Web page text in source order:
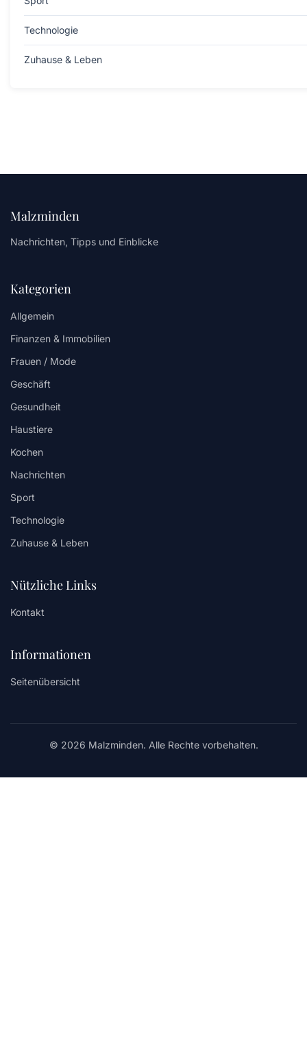
Technologie
Zuhause & Leben
Malzminden
Nachrichten, Tipps und Einblicke
Kategorien
Allgemein
Finanzen & Immobilien
Frauen / Mode
Geschäft
Gesundheit
Haustiere
Kochen
Nachrichten
Sport
Technologie
Zuhause & Leben
Nützliche Links
Kontakt
Informationen
Seitenübersicht
© 2026 Malzminden. Alle Rechte vorbehalten.